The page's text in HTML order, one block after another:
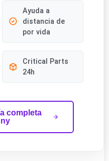
Ayuda a
distancia de
por vida
Critical Parts
24h
completa